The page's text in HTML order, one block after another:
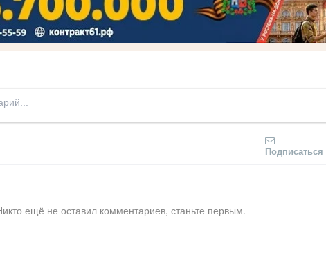
Подписаться
ещё не оставил комментариев, станьте первым.